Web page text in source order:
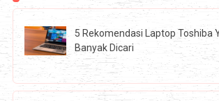
5 Rekomendasi Laptop Toshiba
Banyak Dicari